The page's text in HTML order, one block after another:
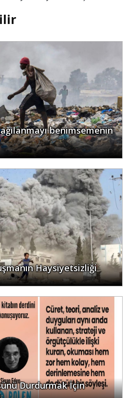
benimsemenin
Haysiyetsizliği
Durdurmak İçin